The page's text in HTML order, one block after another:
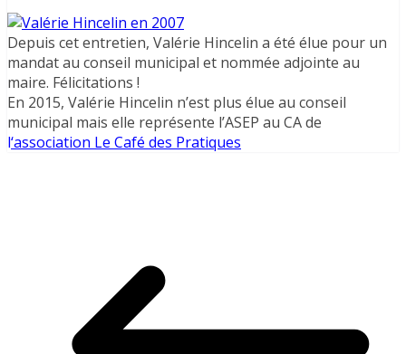
Depuis cet entretien, Valérie Hincelin a été élue pour un
mandat au conseil municipal et nommée adjointe au
maire. Félicitations !
En 2015, Valérie Hincelin n’est plus élue au conseil
municipal mais elle représente l’ASEP au CA de
l‘association Le Café des Pratiques